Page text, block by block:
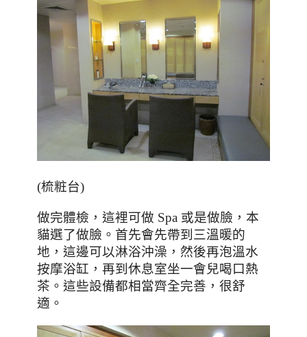
(梳粧台)
做完體檢 ，這裡可做 Spa 或是做臉，本
貓選了做臉。首先會先帶到三溫暖的
地，這邊可以淋浴沖澡，然後再泡溫水
按摩浴缸，再到休息室坐一會兒喝口熱
茶。這些設備都相當齊全完善，很舒
適。